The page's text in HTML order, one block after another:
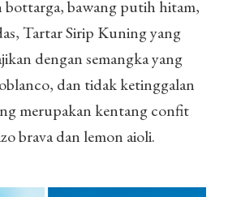
bottarga, bawang putih hitam,
Tartar Sirip Kuning yang
dengan semangka yang
dan tidak ketinggalan
merupakan kentang confit
brava dan lemon aioli.